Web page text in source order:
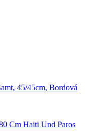
45/45cm, Bordová
Cm Haiti Und Paros